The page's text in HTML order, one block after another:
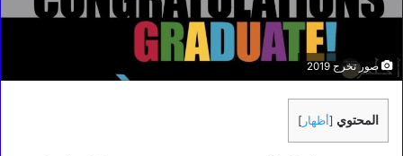
صور تخرج 2019
المحتوي [أظهار ]